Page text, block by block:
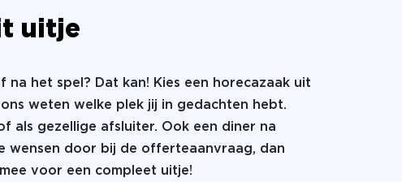
uitje
na het spel? Dat kan! Kies een horecazaak uit
weten welke plek jij in gedachten hebt.
als gezellige afsluiter. Ook een diner na
wensen door bij de offerteaanvraag, dan
voor een compleet uitje!